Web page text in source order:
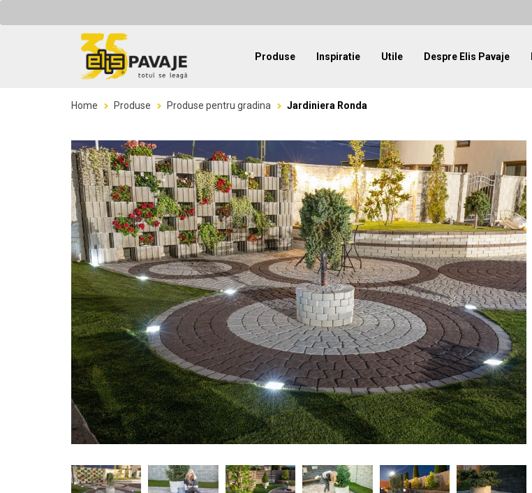
Produse Inspiratie Utile Despre Elis Pavaje
Home Produse Produse pentru gradina Jardiniera Ronda